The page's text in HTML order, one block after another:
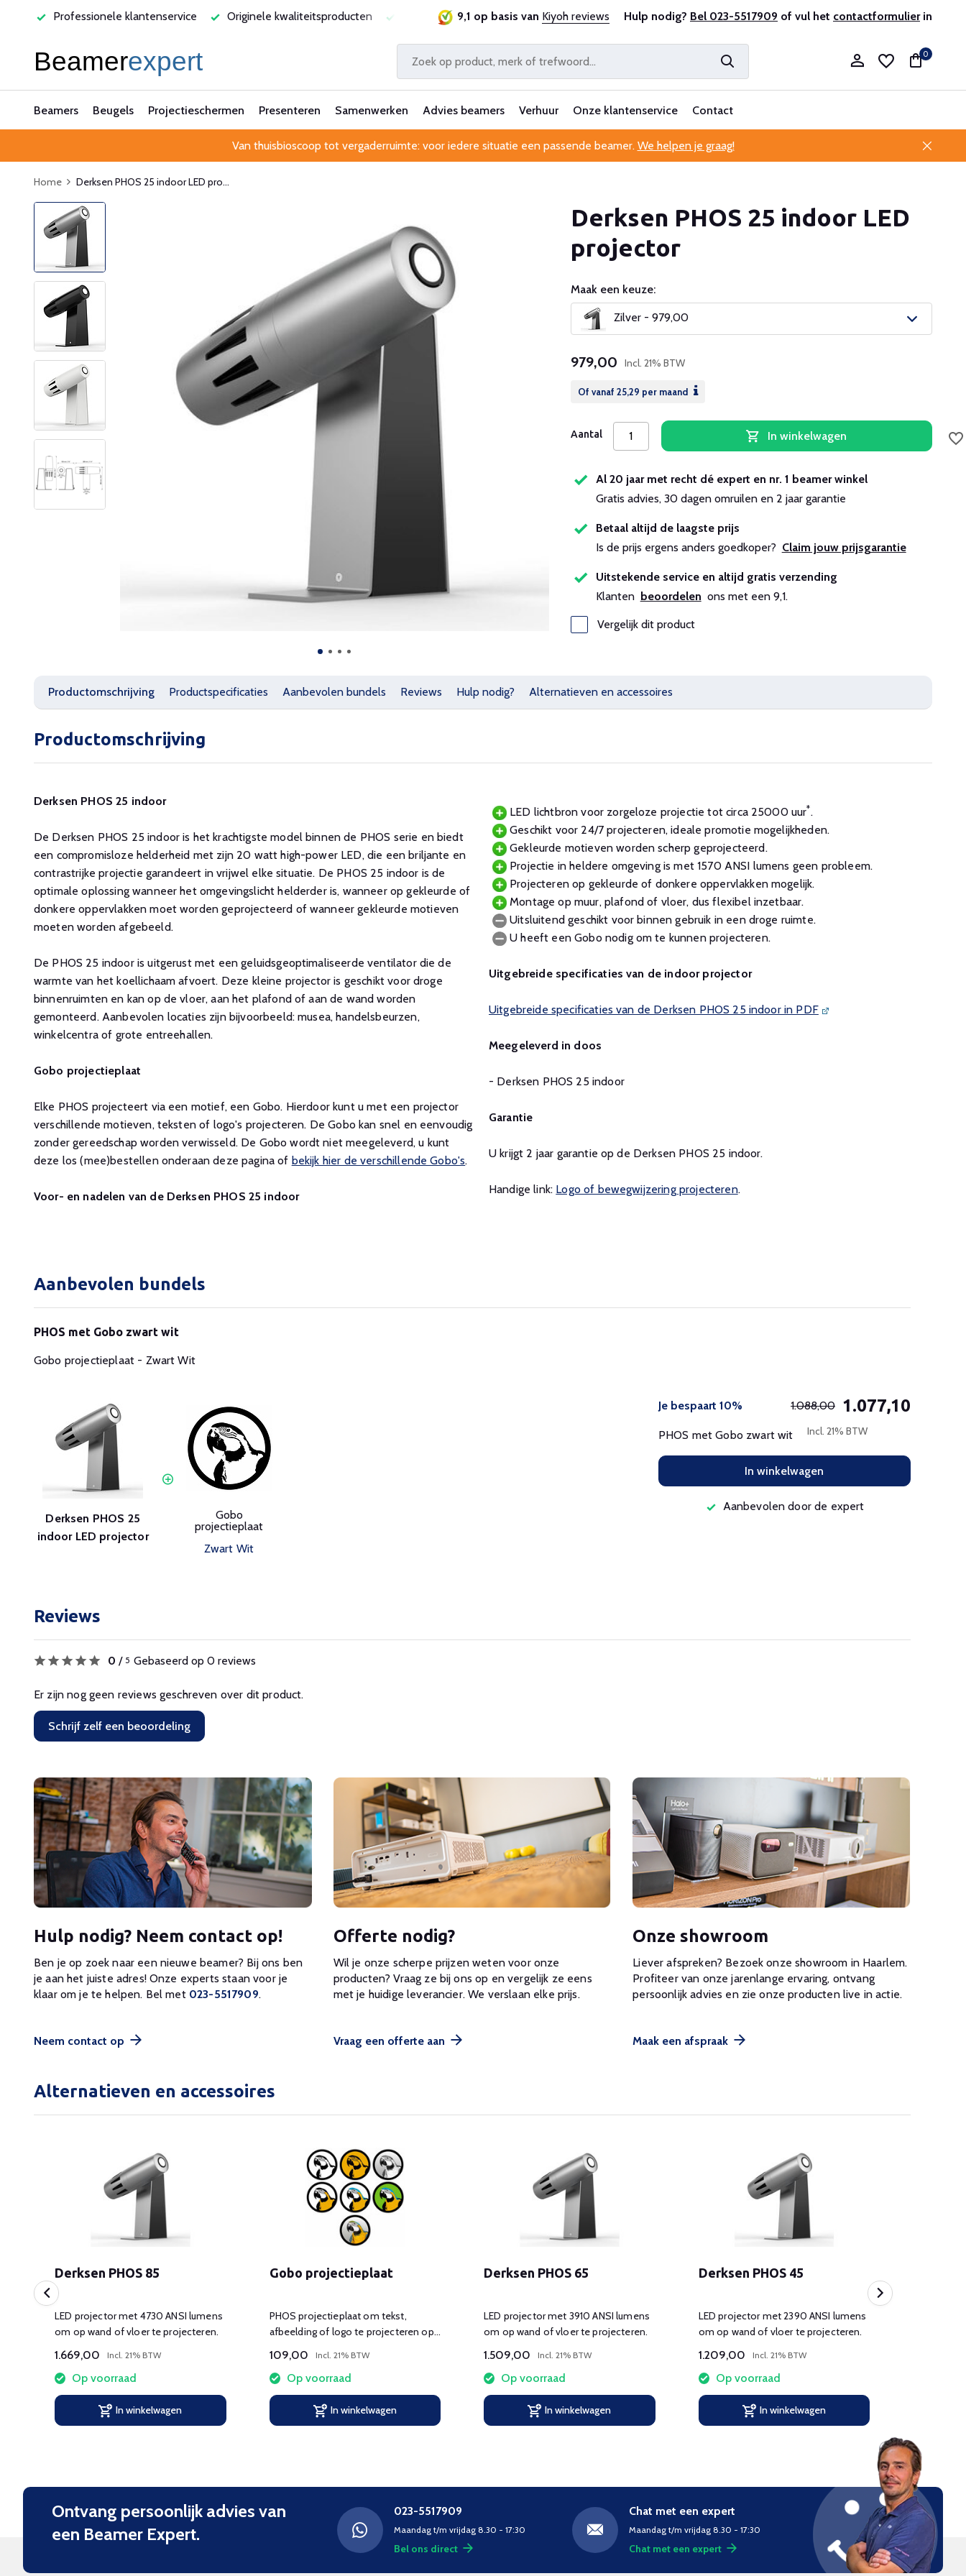
Professionele klantenservice Originele kwaliteitsproducten Laagste prijsgarantie Al 25 jaar betrouwbaar en ervaren Professionele klantenservice
9,1 op basis van Kiyoh reviews Hulp nodig? Bel 023-5517909 of vul het contactformulierin
Account aanmaken
0
Beamers Beugels Projectieschermen Presenteren Samenwerken Advies beamers Verhuur Onze klantenservice Contact
Van thuisbioscoop tot vergaderruimte: voor iedere situatie een passende beamer. We helpen je graag!
Home Derksen PHOS 25 indoor LED pro...
Derksen PHOS 25 indoor LED
projector
Maak een keuze:
Zilver - 979,00
979,00 Incl. 21% BTW
Of vanaf 25,29 per maand
Aantal In winkelwagen
Al 20 jaar met recht dé expert en nr. 1 beamer winkel
Gratis advies, 30 dagen omruilen en 2 jaar garantie
Betaal altijd de laagste prijs
Is de prijs ergens anders goedkoper? Claim jouw prijsgarantie
Uitstekende service en altijd gratis verzending
Klanten beoordelen ons met een 9,1.
Vergelijk dit product
Productomschrijving Productspecificaties Aanbevolen bundels Reviews Hulp nodig? Alternatieven en accessoires
Productomschrijving
Derksen PHOS 25 indoor
De Derksen PHOS 25 indoor is het krachtigste model binnen de PHOS serie en biedt
een compromisloze helderheid met zijn 20 watt high-power LED, die een briljante en
contrastrijke projectie garandeert in vrijwel elke situatie. De PHOS 25 indoor is de
optimale oplossing wanneer het omgevingslicht helderder is, wanneer op gekleurde of
donkere oppervlakken moet worden geprojecteerd of wanneer gekleurde motieven
moeten worden afgebeeld.
De PHOS 25 indoor is uitgerust met een geluidsgeoptimaliseerde ventilator die de
warmte van het koellichaam afvoert. Deze kleine projector is geschikt voor droge
binnenruimten en kan op de vloer, aan het plafond of aan de wand worden
gemonteerd. Aanbevolen locaties zijn bijvoorbeeld: musea, handelsbeurzen,
winkelcentra of grote entreehallen.
Gobo projectieplaat
Elke PHOS projecteert via een motief, een Gobo. Hierdoor kunt u met een projector
verschillende motieven, teksten of logo's projecteren. De Gobo kan snel en eenvoudig
zonder gereedschap worden verwisseld. De Gobo wordt niet meegeleverd, u kunt
deze los (mee)bestellen onderaan deze pagina of bekijk hier de verschillende Gobo's.
Voor- en nadelen van de Derksen PHOS 25 indoor
LED lichtbron voor zorgeloze projectie tot circa 25000 uur*.
Geschikt voor 24/7 projecteren, ideale promotie mogelijkheden.
Gekleurde motieven worden scherp geprojecteerd.
Projectie in heldere omgeving is met 1570 ANSI lumens geen probleem.
Projecteren op gekleurde of donkere oppervlakken mogelijk.
Montage op muur, plafond of vloer, dus flexibel inzetbaar.
Uitsluitend geschikt voor binnen gebruik in een droge ruimte.
U heeft een Gobo nodig om te kunnen projecteren.
Uitgebreide specificaties van de indoor projector
Uitgebreide specificaties van de Derksen PHOS 25 indoor in PDF
Meegeleverd in doos
- Derksen PHOS 25 indoor
Garantie
U krijgt 2 jaar garantie op de Derksen PHOS 25 indoor.
Handige link: Logo of bewegwijzering projecteren.
Aanbevolen bundels
PHOS met Gobo zwart wit
Gobo projectieplaat - Zwart Wit
Derksen PHOS 25
indoor LED projector
Gobo
projectieplaat
Zwart Wit
Je bespaart 10% 1.088,00 1.077,10
PHOS met Gobo zwart wit Incl. 21% BTW
In winkelwagen
Aanbevolen door de expert
Reviews
0 / 5 Gebaseerd op 0 reviews
Er zijn nog geen reviews geschreven over dit product.
Schrijf zelf een beoordeling
Hulp nodig? Neem contact op!
Ben je op zoek naar een nieuwe beamer? Bij ons ben
je aan het juiste adres! Onze experts staan voor je
klaar om je te helpen. Bel met 023-5517909.
Neem contact op
Offerte nodig?
Wil je onze scherpe prijzen weten voor onze
producten? Vraag ze bij ons op en vergelijk ze eens
met je huidige leverancier. We verslaan elke prijs.
Vraag een offerte aan
Onze showroom
Liever afspreken? Bezoek onze showroom in Haarlem.
Profiteer van onze jarenlange ervaring, ontvang
persoonlijk advies en zie onze producten live in actie.
Maak een afspraak
Alternatieven en accessoires
Derksen PHOS 85
LED projector met 4730 ANSI lumens
om op wand of vloer te projecteren.
1.669,00 Incl. 21% BTW
Op voorraad
In winkelwagen
Gobo projectieplaat
PHOS projectieplaat om tekst,
afbeelding of logo te projecteren op
109,00 Incl. 21% BTW
Op voorraad
In winkelwagen
Derksen PHOS 65
LED projector met 3910 ANSI lumens
om op wand of vloer te projecteren.
1.509,00 Incl. 21% BTW
Op voorraad
In winkelwagen
Derksen PHOS 45
LED projector met 2390 ANSI lumens
om op wand of vloer te projecteren.
1.209,00 Incl. 21% BTW
Op voorraad
In winkelwagen
Ontvang persoonlijk advies van
een Beamer Expert.
023-5517909
Maandag t/m vrijdag 8.30 - 17:30
Bel ons direct
Chat met een expert
Maandag t/m vrijdag 8.30 - 17:30
Chat met een expert